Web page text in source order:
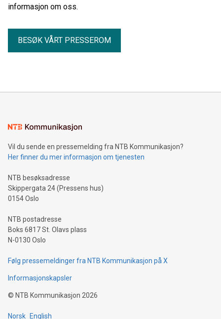
informasjon om oss.
BESØK VÅRT PRESSEROM
Vil du sende en pressemelding fra NTB Kommunikasjon?
Her finner du mer informasjon om tjenesten
NTB besøksadresse
Skippergata 24 (Pressens hus)
0154 Oslo
NTB postadresse
Boks 6817 St. Olavs plass
N-0130 Oslo
Følg pressemeldinger fra NTB Kommunikasjon på X
Informasjonskapsler
© NTB Kommunikasjon 2026
Norsk English